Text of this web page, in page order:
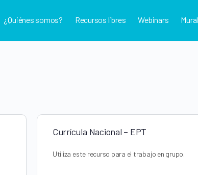
¿Quiénes somos? Recursos libres Webinars Mural
Currícula Nacional – EPT
Utiliza este recurso para el trabajo en grupo.